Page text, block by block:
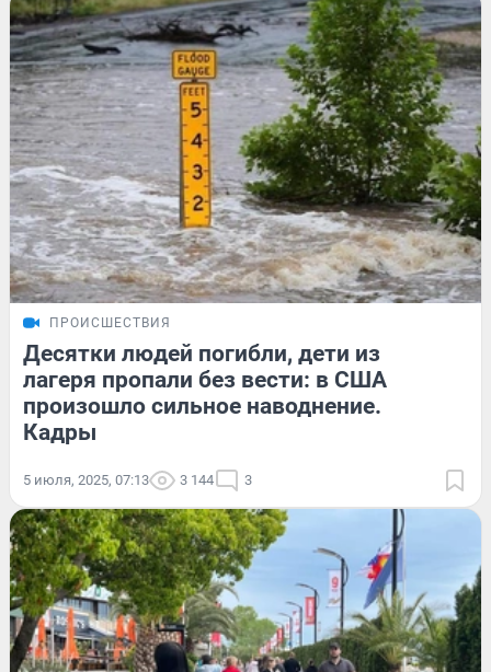
ПРОИСШЕСТВИЯ
Десятки людей погибли, дети из
лагеря пропали без вести: в США
произошло сильное наводнение.
Кадры
5 июля, 2025, 07:13 3 144 3